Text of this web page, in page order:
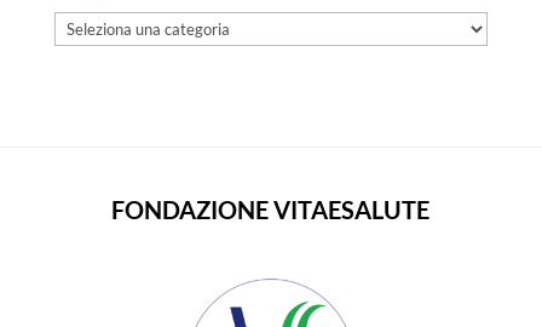
Categorie
FONDAZIONE VITAESALUTE